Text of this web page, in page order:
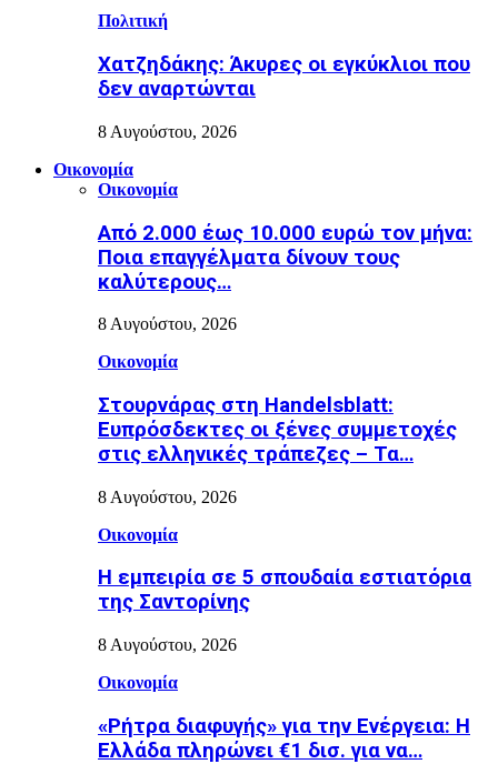
Πολιτική
Χατζηδάκης: Άκυρες οι εγκύκλιοι που
δεν αναρτώνται
8 Αυγούστου, 2026
Οικονομία
Οικονομία
Από 2.000 έως 10.000 ευρώ τον μήνα:
Ποια επαγγέλματα δίνουν τους
καλύτερους…
8 Αυγούστου, 2026
Οικονομία
Στουρνάρας στη Handelsblatt:
Ευπρόσδεκτες οι ξένες συμμετοχές
στις ελληνικές τράπεζες – Τα…
8 Αυγούστου, 2026
Οικονομία
Η εμπειρία σε 5 σπουδαία εστιατόρια
της Σαντορίνης
8 Αυγούστου, 2026
Οικονομία
«Ρήτρα διαφυγής» για την Ενέργεια: Η
Ελλάδα πληρώνει €1 δισ. για να…